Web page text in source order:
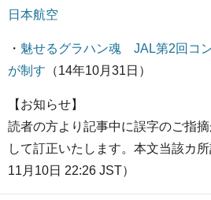
日本航空
・ 魅せるグラハン魂 JAL第2回コ
が制す （14年10月31日）
【お知らせ】
読者の方より記事中に誤字のご指
して訂正いたします。本文当該カ
11月10日 22:26 JST）